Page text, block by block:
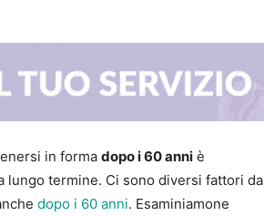
in forma dopo i 60 anni è
termine. Ci sono diversi fattori da
dopo i 60 anni. Esaminiamone